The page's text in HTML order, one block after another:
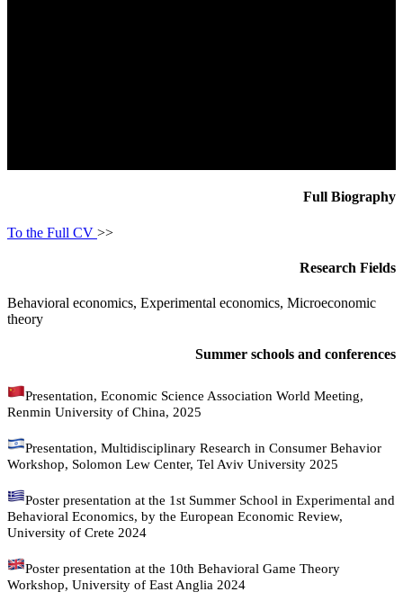
Full Biography
To the Full CV >>
Research Fields
Behavioral economics, Experimental economics, Microeconomic
theory
Summer schools and conferences
Presentation, Economic Science Association World Meeting,
Renmin University of China, 2025
Presentation, Multidisciplinary Research in Consumer Behavior
Workshop, Solomon Lew Center, Tel Aviv University 2025
Poster presentation at the 1st Summer School in Experimental and
Behavioral Economics, by the European Economic Review,
University of Crete 2024
Poster presentation at the 10th Behavioral Game Theory
Workshop, University of East Anglia 2024